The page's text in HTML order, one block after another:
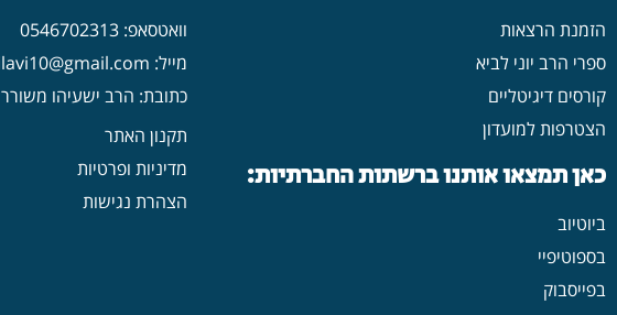
הזמנת הרצאות
ספרי הרב יוני לביא
קורסים דיגיטליים
הצטרפות למועדון
כאן תמצאו אותנו ברשתות החברתיות:
ביוטיוב
בספוטיפיי
בפייסבוק
וואטסאפ: 0546702313
מייל: yonilavi10@gmail.com
כתובת: הרב ישעיהו משורר 20/4 פתח תקווה
תקנון האתר
מדיניות ופרטיות
הצהרת נגישות